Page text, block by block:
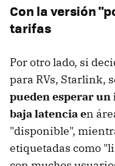
Con la versión
tarifas
Por otro lado, si
para RVs, Starlink,
pueden esperar
baja latencia en
"disponible",
etiquetadas como